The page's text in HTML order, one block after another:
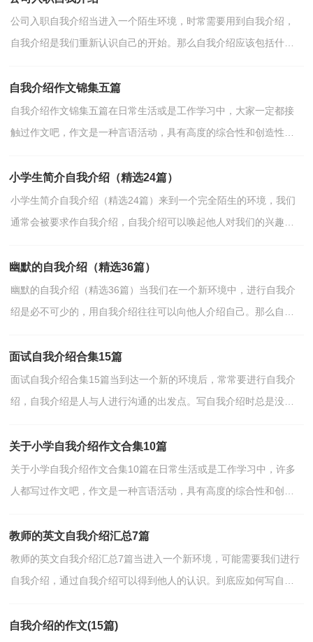
公司入职自我介绍当进入一个陌生环境，时常需要用到自我介绍，
自我介绍是我们重新认识自己的开始。那么自我介绍应该包括什么
自我介绍作文锦集五篇
自我介绍作文锦集五篇在日常生活或是工作学习中，大家一定都接
触过作文吧，作文是一种言语活动，具有高度的综合性和创造性。
小学生简介自我介绍（精选24篇）
小学生简介自我介绍（精选24篇）来到一个完全陌生的环境，我们
通常会被要求作自我介绍，自我介绍可以唤起他人对我们的兴趣。
幽默的自我介绍（精选36篇）
幽默的自我介绍（精选36篇）当我们在一个新环境中，进行自我介
绍是必不可少的，用自我介绍往往可以向他人介绍自己。那么自我
面试自我介绍合集15篇
面试自我介绍合集15篇当到达一个新的环境后，常常要进行自我介
绍，自我介绍是人与人进行沟通的出发点。写自我介绍时总是没有
关于小学自我介绍作文合集10篇
关于小学自我介绍作文合集10篇在日常生活或是工作学习中，许多
人都写过作文吧，作文是一种言语活动，具有高度的综合性和创造
教师的英文自我介绍汇总7篇
教师的英文自我介绍汇总7篇当进入一个新环境，可能需要我们进行
自我介绍，通过自我介绍可以得到他人的认识。到底应如何写自我
自我介绍的作文(15篇)